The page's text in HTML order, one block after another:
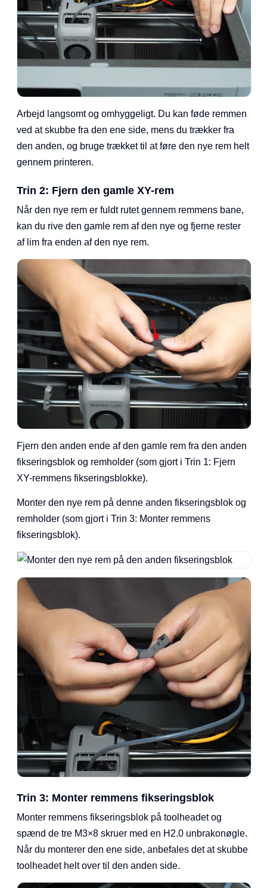
Arbejd langsomt og omhyggeligt. Du kan føde remmen
ved at skubbe fra den ene side, mens du trækker fra
den anden, og bruge trækket til at føre den nye rem helt
gennem printeren.
Trin 2: Fjern den gamle XY-rem
Når den nye rem er fuldt rutet gennem remmens bane,
kan du rive den gamle rem af den nye og fjerne rester
af lim fra enden af den nye rem.
Fjern den anden ende af den gamle rem fra den anden
fikseringsblok og remholder (som gjort i Trin 1: Fjern
XY-remmens fikseringsblokke).
Monter den nye rem på denne anden fikseringsblok og
remholder (som gjort i Trin 3: Monter remmens
fikseringsblok).
Trin 3: Monter remmens fikseringsblok
Monter remmens fikseringsblok på toolheadet og
spænd de tre M3×8 skruer med en H2.0 unbrakonøgle.
Når du monterer den ene side, anbefales det at skubbe
toolheadet helt over til den anden side.